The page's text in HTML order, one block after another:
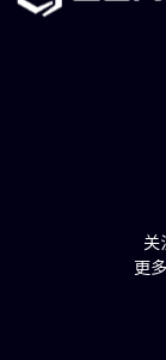
关
更